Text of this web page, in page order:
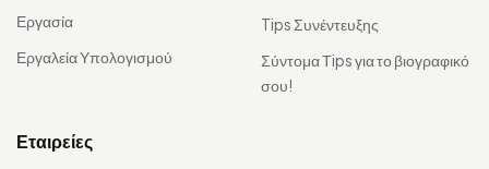
Εργασία
Εργαλεία Υπολογισμού
Tips Συνέντευξης
Σύντομα Τips για το βιογραφικό
σου!
Εταιρείες